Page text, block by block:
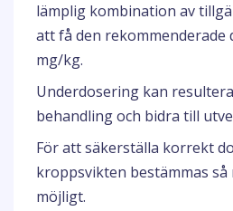
lämplig kombination av
att få den rekommenderade
mg/kg.
Underdosering kan
behandling och bidra till
För att säkerställa korrekt
kroppsvikten bestämmas
möjligt.